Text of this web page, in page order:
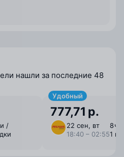
нашли за последние 48
/
Удобный
777,71 р.
22 сен, вт
18:40 – 02:55
8 ⁠ч
1